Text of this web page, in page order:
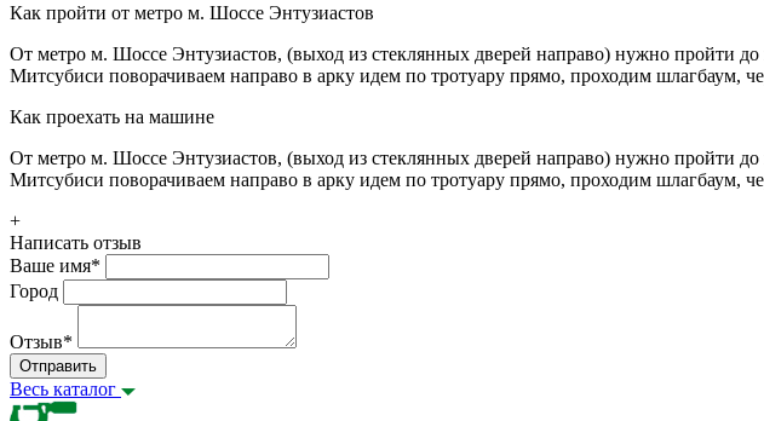
Как пройти от метро м. Шоссе Энтузиастов
От метро м. Шоссе Энтузиастов, (выход из стеклянных дверей направо) нужно пройти
Митсубиси поворачиваем направо в арку идем по тротуару прямо, проходим шлагбаум,
Как проехать на машине
От метро м. Шоссе Энтузиастов, (выход из стеклянных дверей направо) нужно пройти
Митсубиси поворачиваем направо в арку идем по тротуару прямо, проходим шлагбаум,
+
Написать отзыв
Ваше имя*
Город
Отзыв*
Отправить
Весь каталог